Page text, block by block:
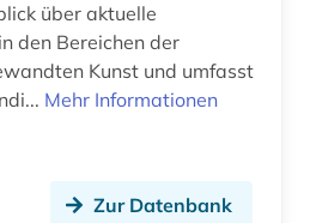
über aktuelle
den Bereichen der
Kunst und umfasst
Mehr Informationen
Zur Datenbank